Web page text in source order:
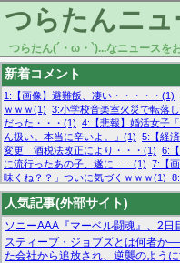
つらたんニュ
つらたん(´・ω・`)...なニュースを
新着コメント
1:【画像】避難飯、凄い・・・・・(1)
ｗｗｗ(1) 3:小学校音楽室火災で転落
だった・・・(1) 4:【悲報】婚活女子
ん扱い。本当に辛いよ。」(1) 5:【経
変更 酒税法改正により・・・(1) 6:
に流行ったあの子、遂に……(1) 7:【
味くね？？」ついに気づくｗｗｗ(1)
る・・・(1) 9:欧州委員長「原発縮小
足、限界突破 52%「正社員も足りて
人気記事(外部サイト)
ソニーAAA『マーベル闘魂』、2日
スティーブ・ジョブズとは何者か
た会社から追放され、逆襲のよう